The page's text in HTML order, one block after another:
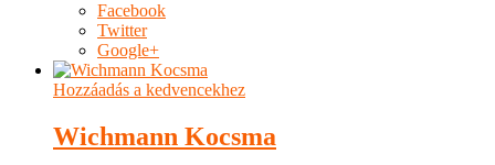
Facebook
Twitter
Google+
Hozzáadás a kedvencekhez
Wichmann Kocsma